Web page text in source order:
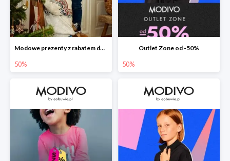
Modowe prezenty z rabatem do -50%
50%
Outlet Zone od -50%
50%